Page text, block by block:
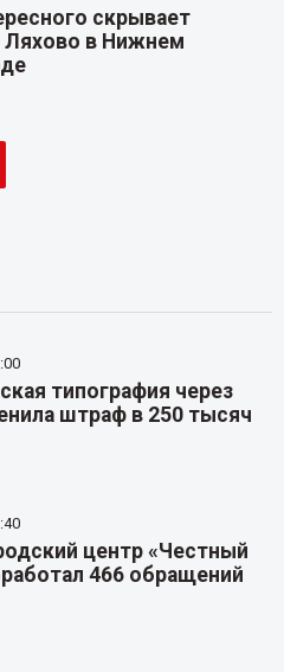
скрывает
Ляхово в Нижнем
типография через
штраф в 250 тысяч
центр «Честный
466 обращений